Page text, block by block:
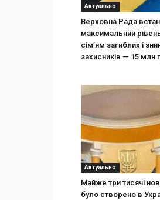
Актуально
Верховна Рада
максимальний
сім’ям загиблих і
захисників — 15 млн
Актуально
Майже три тисячі
було створено в